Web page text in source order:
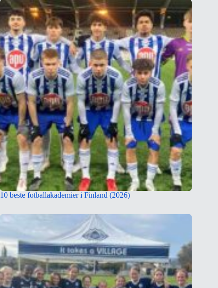
10 beste fotballakademier i Finland (2026)